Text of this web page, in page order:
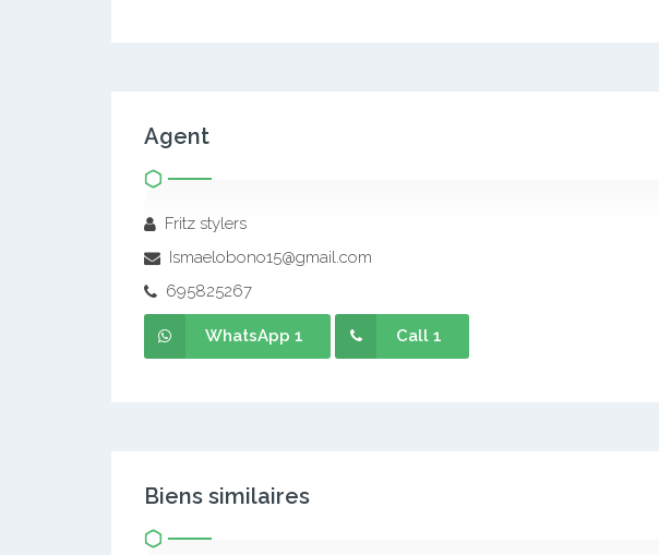
Agent
Fritz stylers
Ismaelobono15@gmail.com
695825267
WhatsApp 1 Call 1
Biens similaires